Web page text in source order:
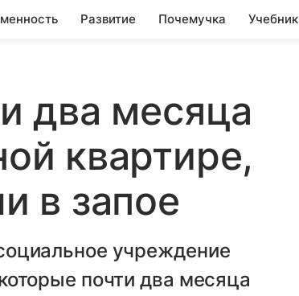
Развитие Почемучка Учебник
два месяца
квартире,
в запое
учреждение
почти два месяца